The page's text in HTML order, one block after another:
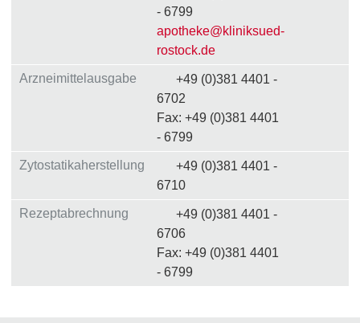
- 6799
apotheke@kliniksued-
rostock.de
Arzneimittelausgabe
+49 (0)381 4401 -
6702
Fax: +49 (0)381 4401
- 6799
Zytostatikaherstellung
+49 (0)381 4401 -
6710
Rezeptabrechnung
+49 (0)381 4401 -
6706
Fax: +49 (0)381 4401
- 6799